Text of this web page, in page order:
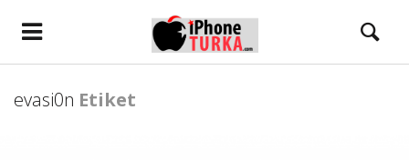
evasi0n Etiket